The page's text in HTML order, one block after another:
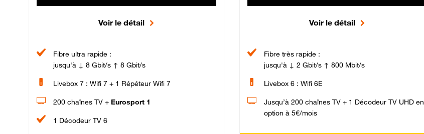
Voir le détail
Fibre ultra rapide :
jusqu'à ↓ 8 Gbit/s ↑ 8 Gbit/s
Livebox 7 : Wifi 7 + 1 Répéteur Wifi 7
200 chaînes TV + Eurosport 1
1 Décodeur TV 6
Voir le détail
Fibre très rapide :
jusqu'à ↓ 2 Gbit/s ↑ 800 Mbit/s
Livebox 6 : Wifi 6E
Jusqu’à 200 chaînes TV + 1 Décodeur TV UHD en
option à 5€/mois